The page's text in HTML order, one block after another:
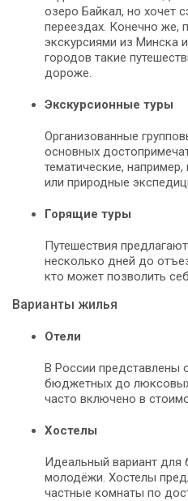
озеро Байкал, но хочет
переездах. Конечно же,
экскурсиями из Минска
городов такие
дороже.
Экскурсионные туры
Организованные
основных
тематические, например,
или природные
Горящие туры
Путешествия
несколько дней до
кто может позволить
Варианты жилья
Отели
В России представлены
бюджетных до
часто включено в
Хостелы
Идеальный вариант для
молодёжи. Хостелы
частные комнаты по